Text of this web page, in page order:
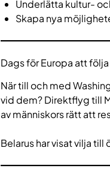
Underlätta kultur-
Skapa nya
Dags för Europa att
När till och med
vid dem? Direktflyg till
av människors rätt att
Belarus har visat vilja